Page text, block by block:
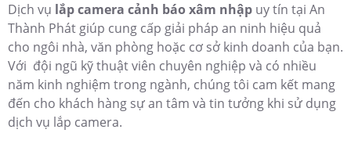
Dịch vụ lắp camera cảnh báo xâm nhập uy tín tại An
Thành Phát giúp cung cấp giải pháp an ninh hiệu quả
cho ngôi nhà, văn phòng hoặc cơ sở kinh doanh của bạn.
Với đội ngũ kỹ thuật viên chuyên nghiệp và có nhiều
năm kinh nghiệm trong ngành, chúng tôi cam kết mang
đến cho khách hàng sự an tâm và tin tưởng khi sử dụng
dịch vụ lắp camera.